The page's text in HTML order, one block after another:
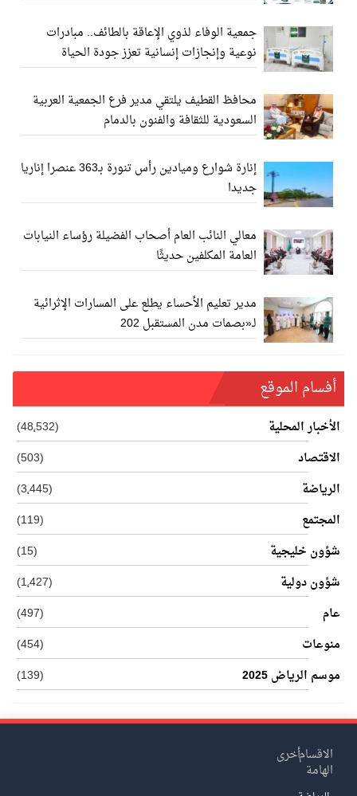
جمعية الوفاء لذوي الإعاقة بالطائف.. مبادرات
نوعية وإنجازات إنسانية تعزز جودة الحياة
محافظ القطيف يلتقي مدير فرع الجمعية العربية
السعودية للثقافة والفنون بالدمام
إنارة شوارع وميادين رأس تنورة بـ363 عنصرا إناريا
جديدا
معالي النائب العام أصحاب الفضيلة رؤساء النيابات
العامة المكلفين حديثًا
مدير تعليم الأحساء يطلع على المسارات الإثرائية
لـ«بصمات مدن المستقبل 202
أفسام الموقع
الأخبار المحلية
(48٬532)
الاقتصاد
(503)
الرياضة
(3٬445)
المجتمع
(119)
شؤون خليجية
(15)
شؤون دولية
(1٬427)
عام
(497)
منوعات
(454)
موسم الرياض 2025
(139)
الاقسام
الهامة
أخرى